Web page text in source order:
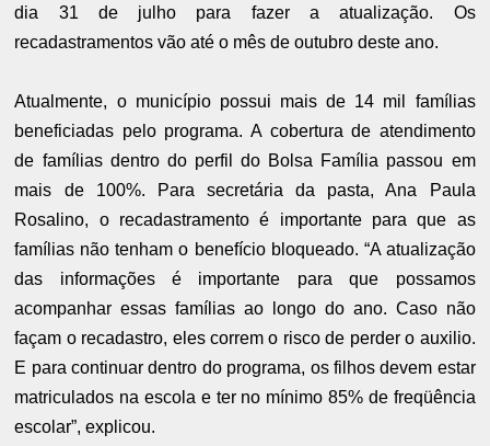
dia 31 de julho para fazer a atualização. Os
recadastramentos vão até o mês de outubro deste ano.
Atualmente, o município possui mais de 14 mil famílias
beneficiadas pelo programa. A cobertura de atendimento
de famílias dentro do perfil do Bolsa Família passou em
mais de 100%. Para secretária da pasta, Ana Paula
Rosalino, o recadastramento é importante para que as
famílias não tenham o benefício bloqueado. “A atualização
das informações é importante para que possamos
acompanhar essas famílias ao longo do ano. Caso não
façam o recadastro, eles correm o risco de perder o auxilio.
E para continuar dentro do programa, os filhos devem estar
matriculados na escola e ter no mínimo 85% de freqüência
escolar”, explicou.